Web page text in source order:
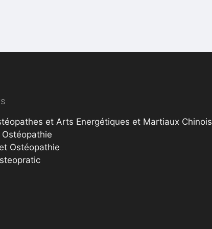
et Arts Energétiques et Martiaux Chinois
Ostéopathie
Ostéopathie